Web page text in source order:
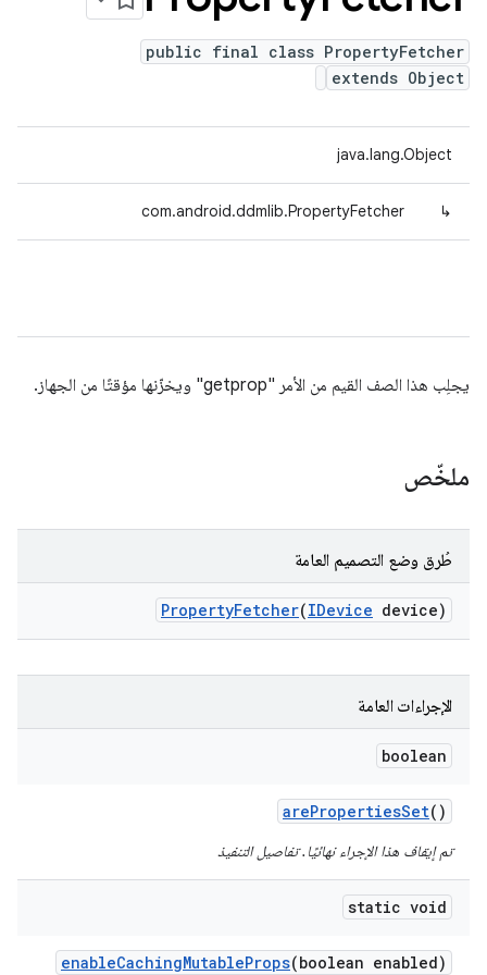
public final class PropertyFetcher
extends Object
java.lang.Object
↳
com.android.ddmlib.PropertyFetcher
يجلِب هذا الصف القيم من الأمر "getprop" ويخزّنها مؤقتًا من الجهاز.
ملخّص
طُرق وضع التصميم العامة
PropertyFetcher(IDevice device)
الإجراءات العامة
boolean
arePropertiesSet()
تم إيقاف هذا الإجراء نهائيًا. تفاصيل التنفيذ
static void
enableCachingMutableProps(boolean enabled)